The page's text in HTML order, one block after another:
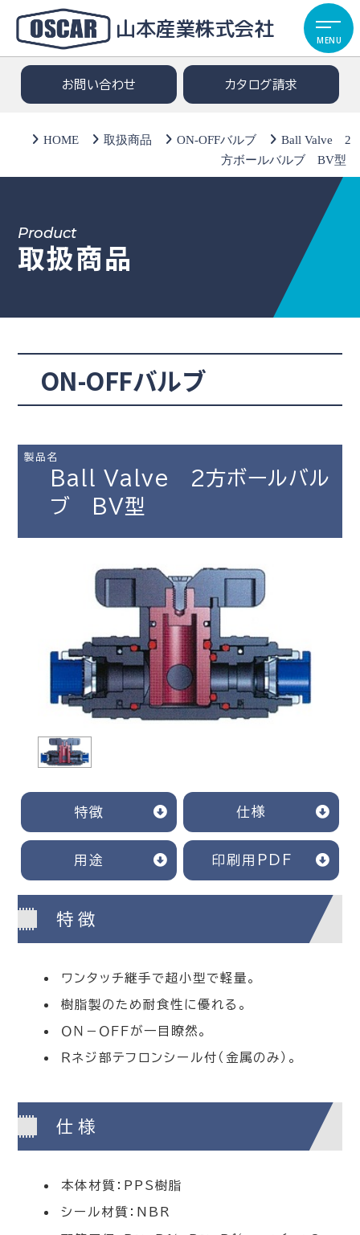
山本産業株式会社
お問い合わせ カタログ請求
HOME 取扱商品 ON-OFFバルブ
Ball Valve 2
方ボールバルブ BV型
Product
取扱商品
ON-OFFバルブ
製品名
Ball Valve 2方ボールバル
ブ BV型
特徴 仕様
用途 印刷用PDF
特徴
ワンタッチ継手で超小型で軽量。
樹脂製のため耐食性に優れる。
ＯＮ－ＯＦＦが一目瞭然。
Ｒネジ部テフロンシール付（金属のみ）。
仕様
本体材質：PPS樹脂
シール材質：NBR
MENU